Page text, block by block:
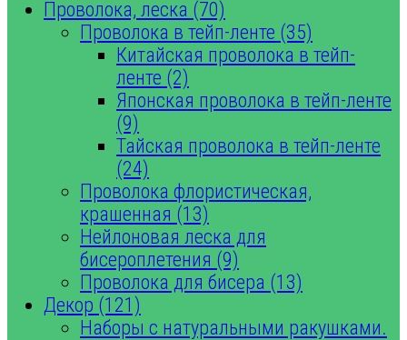
Проволока, леска (70)
Проволока в тейп-ленте (35)
Китайская проволока в тейп-
ленте (2)
Японская проволока в тейп-ленте
(9)
Тайская проволока в тейп-ленте
(24)
Проволока флористическая,
крашенная (13)
Нейлоновая леска для
бисероплетения (9)
Проволока для бисера (13)
Декор (121)
Наборы с натуральными ракушками.